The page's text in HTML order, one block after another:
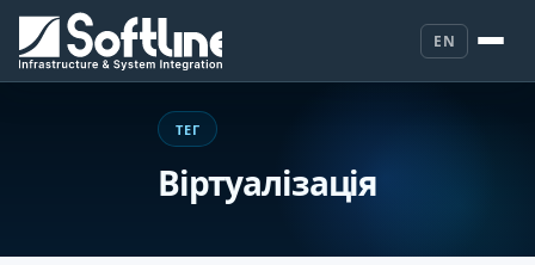
EN
ТЕГ
Віртуалізація